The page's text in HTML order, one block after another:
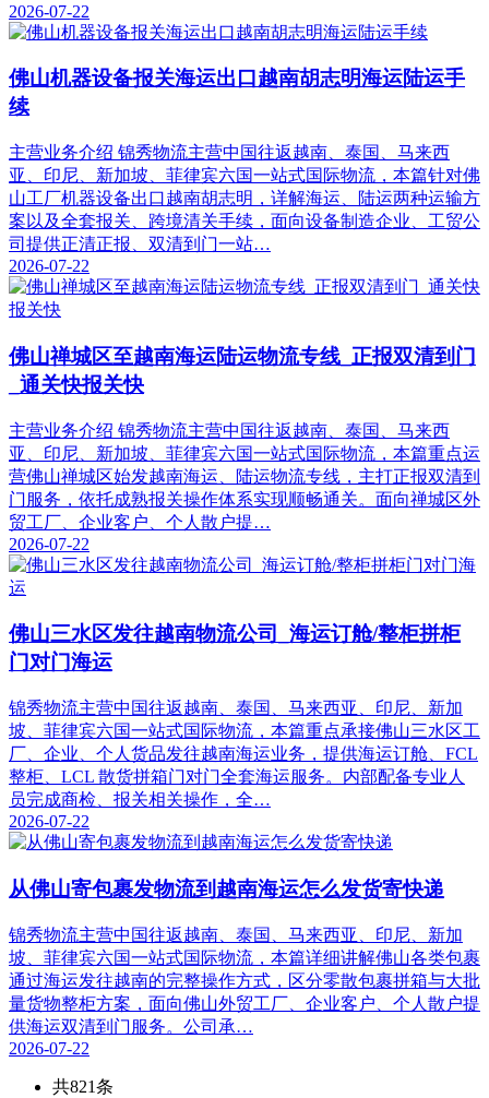
2026-07-22
佛山机器设备报关海运出口越南胡志明海运陆运手
续
主营业务介绍 锦秀物流主营中国往返越南、泰国、马来西
亚、印尼、新加坡、菲律宾六国一站式国际物流，本篇针对佛
山工厂机器设备出口越南胡志明，详解海运、陆运两种运输方
案以及全套报关、跨境清关手续，面向设备制造企业、工贸公
司提供正清正报、双清到门一站…
2026-07-22
佛山禅城区至越南海运陆运物流专线_正报双清到门
_通关快报关快
主营业务介绍 锦秀物流主营中国往返越南、泰国、马来西
亚、印尼、新加坡、菲律宾六国一站式国际物流，本篇重点运
营佛山禅城区始发越南海运、陆运物流专线，主打正报双清到
门服务，依托成熟报关操作体系实现顺畅通关。面向禅城区外
贸工厂、企业客户、个人散户提…
2026-07-22
佛山三水区发往越南物流公司_海运订舱/整柜拼柜
门对门海运
锦秀物流主营中国往返越南、泰国、马来西亚、印尼、新加
坡、菲律宾六国一站式国际物流，本篇重点承接佛山三水区工
厂、企业、个人货品发往越南海运业务，提供海运订舱、FCL
整柜、LCL 散货拼箱门对门全套海运服务。内部配备专业人
员完成商检、报关相关操作，全…
2026-07-22
从佛山寄包裹发物流到越南海运怎么发货寄快递
锦秀物流主营中国往返越南、泰国、马来西亚、印尼、新加
坡、菲律宾六国一站式国际物流，本篇详细讲解佛山各类包裹
通过海运发往越南的完整操作方式，区分零散包裹拼箱与大批
量货物整柜方案，面向佛山外贸工厂、企业客户、个人散户提
供海运双清到门服务。公司承…
2026-07-22
共821条